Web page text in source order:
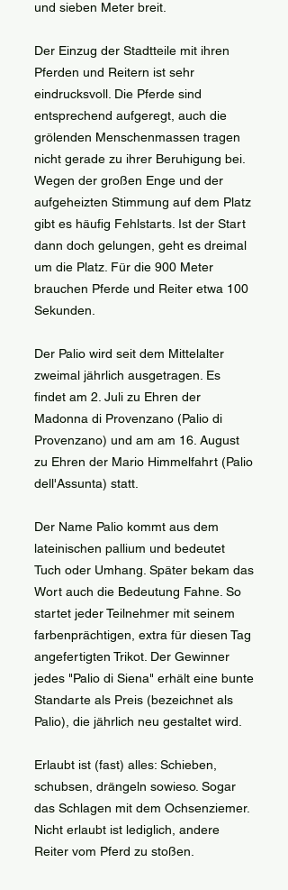
und sieben Meter breit.
Der Einzug der Stadtteile mit ihren
Pferden und Reitern ist sehr
eindrucksvoll. Die Pferde sind
entsprechend aufgeregt, auch die
grölenden Menschenmassen tragen
nicht gerade zu ihrer Beruhigung bei.
Wegen der großen Enge und der
aufgeheizten Stimmung auf dem Platz
gibt es häufig Fehlstarts. Ist der Start
dann doch gelungen, geht es dreimal
um die Platz. Für die 900 Meter
brauchen Pferde und Reiter etwa 100
Sekunden.
Der Palio wird seit dem Mittelalter
zweimal jährlich ausgetragen. Es
findet am 2. Juli zu Ehren der
Madonna di Provenzano (Palio di
Provenzano) und am am 16. August
zu Ehren der Mario Himmelfahrt (Palio
dell'Assunta) statt.
Der Name Palio kommt aus dem
lateinischen pallium und bedeutet
Tuch oder Umhang. Später bekam das
Wort auch die Bedeutung Fahne. So
startet jeder Teilnehmer mit seinem
farbenprächtigen, extra für diesen Tag
angefertigten Trikot. Der Gewinner
jedes "Palio di Siena" erhält eine bunte
Standarte als Preis (bezeichnet als
Palio), die jährlich neu gestaltet wird.
Erlaubt ist (fast) alles: Schieben,
schubsen, drängeln sowieso. Sogar
das Schlagen mit dem Ochsenziemer.
Nicht erlaubt ist lediglich, andere
Reiter vom Pferd zu stoßen.